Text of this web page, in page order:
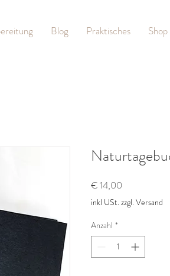
Blog Praktisches Shop
€ 14,00
inkl USt. zzgl. Versand
Anzahl *